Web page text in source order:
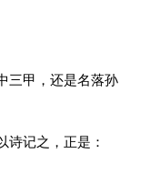
三甲，还是名落孙
诗记之，正是：